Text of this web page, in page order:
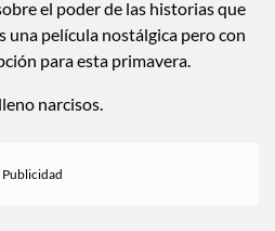
el poder de las historias que
una película nostálgica pero con
para esta primavera.
narcisos.